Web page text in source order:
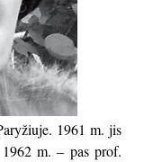
1961 m. jis
m. – pas prof.